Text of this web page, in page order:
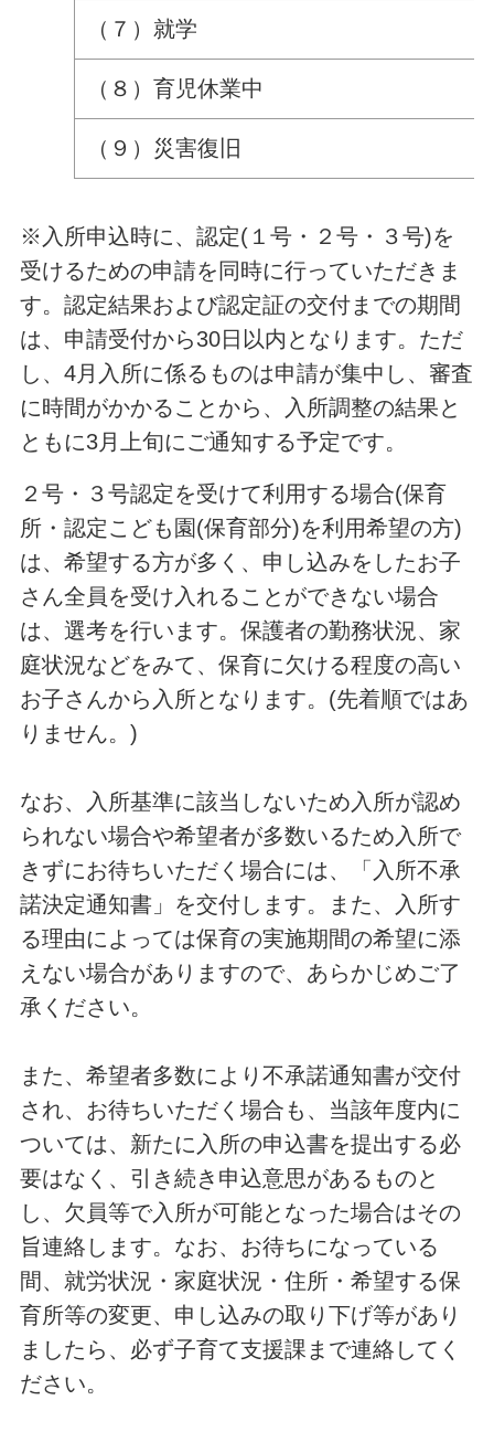
（７）就学
（８）育児休業中
（９）災害復旧
※入所申込時に、認定(１号・２号・３号)を
受けるための申請を同時に行っていただきま
す。認定結果および認定証の交付までの期間
は、申請受付から30日以内となります。ただ
し、4月入所に係るものは申請が集中し、審査
に時間がかかることから、入所調整の結果と
ともに3月上旬にご通知する予定です。
２号・３号認定を受けて利用する場合(保育
所・認定こども園(保育部分)を利用希望の方)
は、希望する方が多く、申し込みをしたお子
さん全員を受け入れることができない場合
は、選考を行います。保護者の勤務状況、家
庭状況などをみて、保育に欠ける程度の高い
お子さんから入所となります。(先着順ではあ
りません。)
なお、入所基準に該当しないため入所が認め
られない場合や希望者が多数いるため入所で
きずにお待ちいただく場合には、「入所不承
諾決定通知書」を交付します。また、入所す
る理由によっては保育の実施期間の希望に添
えない場合がありますので、あらかじめご了
承ください。
また、希望者多数により不承諾通知書が交付
され、お待ちいただく場合も、当該年度内に
ついては、新たに入所の申込書を提出する必
要はなく、引き続き申込意思があるものと
し、欠員等で入所が可能となった場合はその
旨連絡します。なお、お待ちになっている
間、就労状況・家庭状況・住所・希望する保
育所等の変更、申し込みの取り下げ等があり
ましたら、必ず子育て支援課まで連絡してく
ださい。